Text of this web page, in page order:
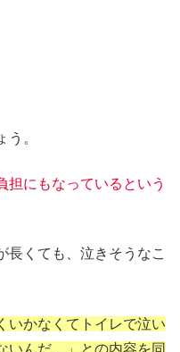
。
担にもなっているという
長くても、泣きそうなこ
いかなくてトイレで泣い
いんだ。」との内容を同